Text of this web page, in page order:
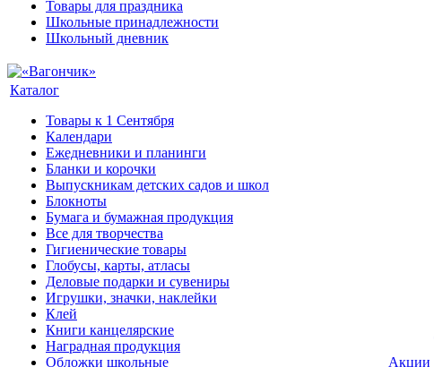
Товары для праздника
Школьные принадлежности
Школьный дневник
Каталог
Товары к 1 Сентября
Календари
Ежедневники и планинги
Бланки и корочки
Выпускникам детских садов и школ
Блокноты
Бумага и бумажная продукция
Все для творчества
Гигиенические товары
Глобусы, карты, атласы
Деловые подарки и сувениры
Игрушки, значки, наклейки
Клей
Книги канцелярские
Наградная продукция
Обложки школьные
Акции